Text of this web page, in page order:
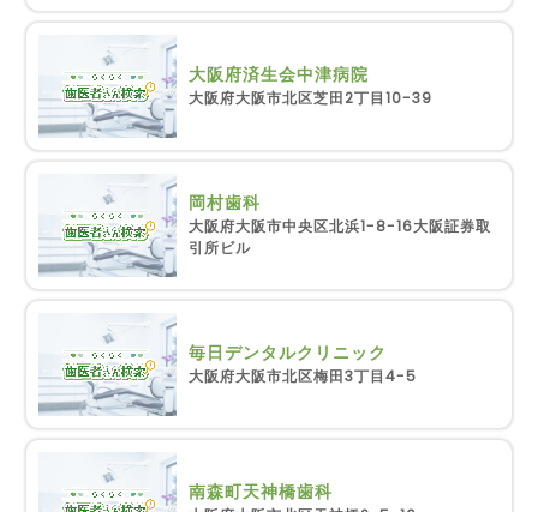
大阪府済生会中津病院
大阪府大阪市北区芝田2丁目10-39
岡村歯科
大阪府大阪市中央区北浜1-8-16大阪証券取
引所ビル
毎日デンタルクリニック
大阪府大阪市北区梅田3丁目4-5
南森町天神橋歯科